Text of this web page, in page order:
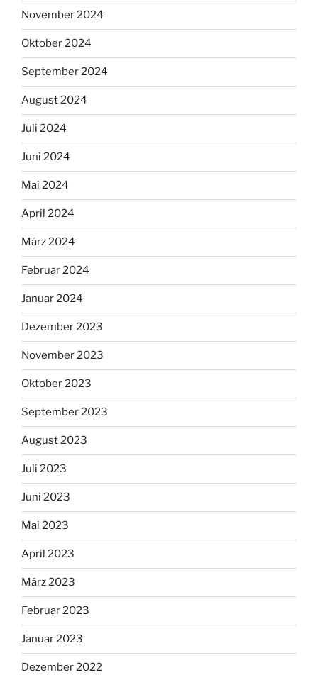
November 2024
Oktober 2024
September 2024
August 2024
Juli 2024
Juni 2024
Mai 2024
April 2024
März 2024
Februar 2024
Januar 2024
Dezember 2023
November 2023
Oktober 2023
September 2023
August 2023
Juli 2023
Juni 2023
Mai 2023
April 2023
März 2023
Februar 2023
Januar 2023
Dezember 2022